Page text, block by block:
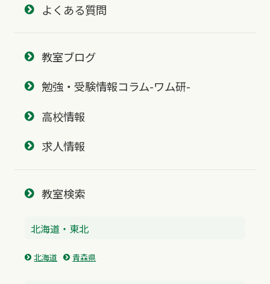
よくある質問
教室ブログ
勉強・受験情報コラム-ワム研-
高校情報
求人情報
教室検索
北海道・東北
北海道 青森県